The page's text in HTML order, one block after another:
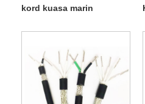
kord kuasa marin